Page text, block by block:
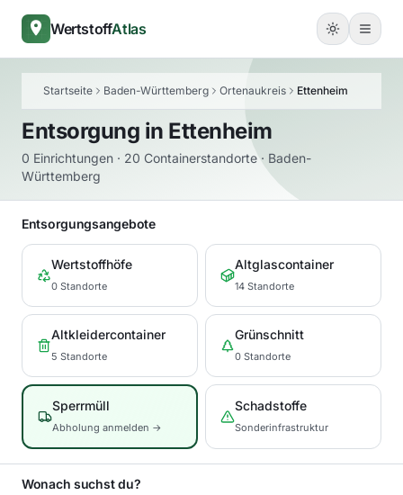
WertstoffAtlas
Startseite Baden-Württemberg Ortenaukreis Ettenheim
Entsorgung in Ettenheim
0 Einrichtungen · 20 Containerstandorte · Baden-
Württemberg
Entsorgungsangebote
Wertstoffhöfe
0 Standorte
Altglascontainer
14 Standorte
Altkleidercontainer
5 Standorte
Grünschnitt
0 Standorte
Sperrmüll
Abholung anmelden →
Schadstoffe
Sonderinfrastruktur
Wonach suchst du?